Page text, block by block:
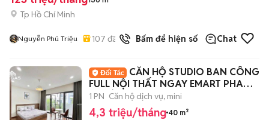
Tp Hồ Chí Minh
Nguyễn Phú Triệu 107 đã bán Bấm để hiện số Chat
CĂN HỘ STUDIO BAN CÔNG
FULL NỘI THẤT NGAY EMART PHAN
HUY ÍCH
1 PN Căn hộ dịch vụ, mini
4,3 triệu/tháng 40 m²